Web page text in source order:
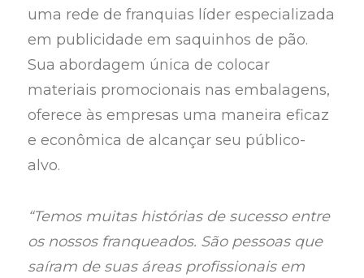
uma rede de franquias líder especializada
em publicidade em saquinhos de pão.
Sua abordagem única de colocar
materiais promocionais nas embalagens,
oferece às empresas uma maneira eficaz
e econômica de alcançar seu público-
alvo.
“Temos muitas histórias de sucesso entre
os nossos franqueados. São pessoas que
saíram de suas áreas profissionais em